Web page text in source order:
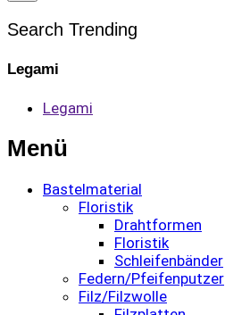
Search Trending
Legami
Legami
Menü
Bastelmaterial
Floristik
Drahtformen
Floristik
Schleifenbänder
Federn/Pfeifenputzer
Filz/Filzwolle